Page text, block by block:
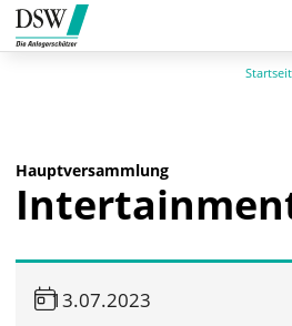
Direkt
zum
Inhalt
Direkt
zum
Hauptmenu
Direkt
zur
Suche
Direkt
zum
Footer
Hauptversammlung
13.07.2023